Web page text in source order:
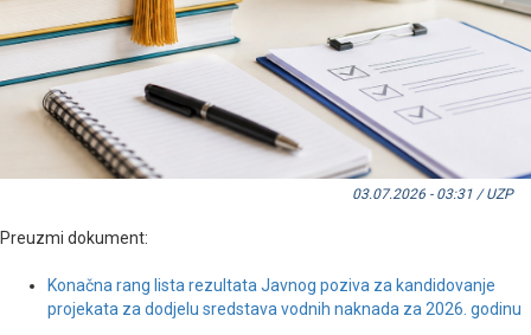
03.07.2026 - 03:31 / UZP
Preuzmi dokument:
Konačna rang lista rezultata Javnog poziva za kandidovanje
projekata za dodjelu sredstava vodnih naknada za 2026. godinu